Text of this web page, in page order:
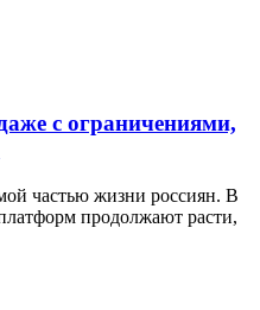
с ограничениями,
частью жизни россиян. В
продолжают расти,